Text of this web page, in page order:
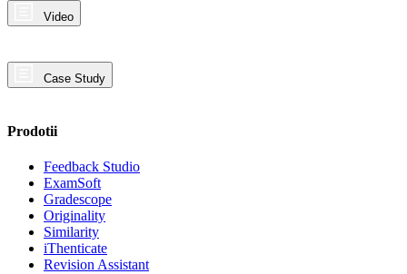
Video
Case Study
Prodotii
Feedback Studio
ExamSoft
Gradescope
Originality
Similarity
iThenticate
Revision Assistant